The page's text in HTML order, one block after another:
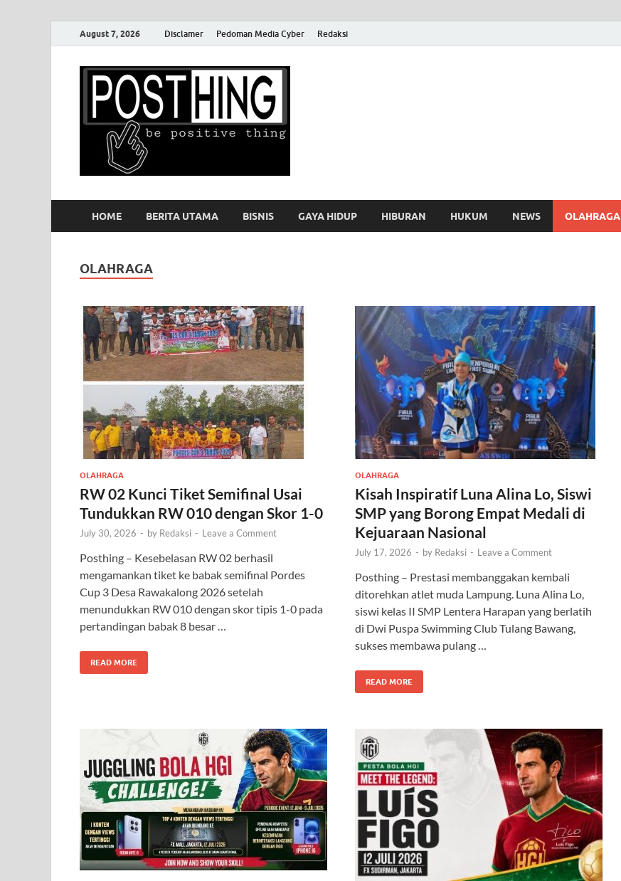
August 7, 2026 Disclamer Pedoman Media Cyber Redaksi
HOME BERITA UTAMA BISNIS GAYA HIDUP HIBURAN HUKUM NEWS OLAHRAGA
OLAHRAGA
OLAHRAGA
RW 02 Kunci Tiket Semifinal Usai
Tundukkan RW 010 dengan Skor 1-0
July 30, 2026 - by Redaksi - Leave a Comment
Posthing – Kesebelasan RW 02 berhasil
mengamankan tiket ke babak semifinal Pordes
Cup 3 Desa Rawakalong 2026 setelah
menundukkan RW 010 dengan skor tipis 1-0 pada
pertandingan babak 8 besar …
READ MORE
OLAHRAGA
Kisah Inspiratif Luna Alina Lo, Siswi
SMP yang Borong Empat Medali di
Kejuaraan Nasional
July 17, 2026 - by Redaksi - Leave a Comment
Posthing – Prestasi membanggakan kembali
ditorehkan atlet muda Lampung. Luna Alina Lo,
siswi kelas II SMP Lentera Harapan yang berlatih
di Dwi Puspa Swimming Club Tulang Bawang,
sukses membawa pulang …
READ MORE